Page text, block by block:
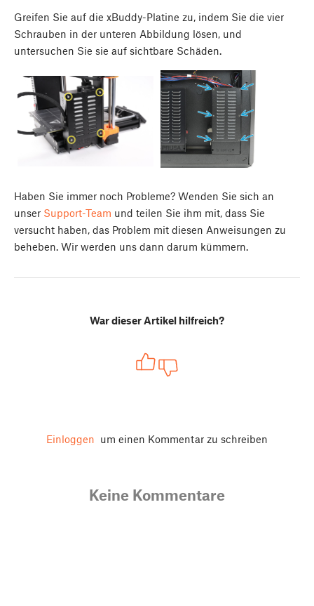
Greifen Sie auf die xBuddy-Platine zu, indem Sie die vier
Schrauben in der unteren Abbildung lösen, und
untersuchen Sie sie auf sichtbare Schäden.
Haben Sie immer noch Probleme? Wenden Sie sich an
unser Support-Team und teilen Sie ihm mit, dass Sie
versucht haben, das Problem mit diesen Anweisungen zu
beheben. Wir werden uns dann darum kümmern.
War dieser Artikel hilfreich?
Einloggen um einen Kommentar zu schreiben
Keine Kommentare